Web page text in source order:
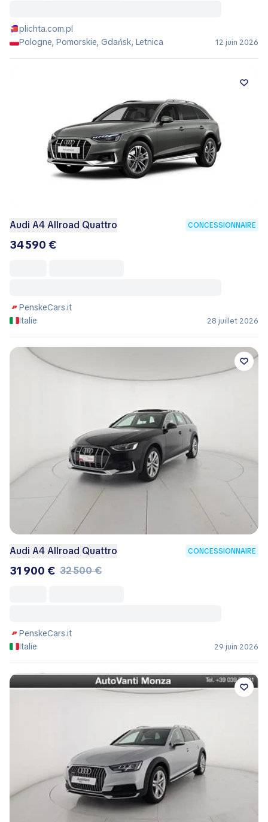
plichta.com.pl
Pologne, Pomorskie, Gdańsk, Letnica
12 juin 2026
Audi A4 Allroad Quattro CONCESSIONNAIRE
34 590 €
PenskeCars.it
Italie
28 juillet 2026
Audi A4 Allroad Quattro CONCESSIONNAIRE
31 900 € 32 500 €
PenskeCars.it
Italie
29 juin 2026